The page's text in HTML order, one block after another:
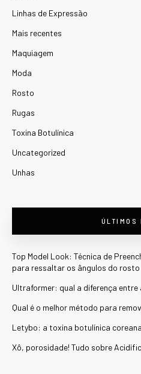
Linhas de Expressão
Mais recentes
Maquiagem
Moda
Rosto
Rugas
Toxina Botulínica
Uncategorized
Unhas
ÚLTIMOS
Top Model Look: Técnica de
para ressaltar os ângulos do rosto
Ultraformer: qual a diferença
Qual é o melhor método para
Letybo: a toxina botulínica
Xô, porosidade! Tudo sobre